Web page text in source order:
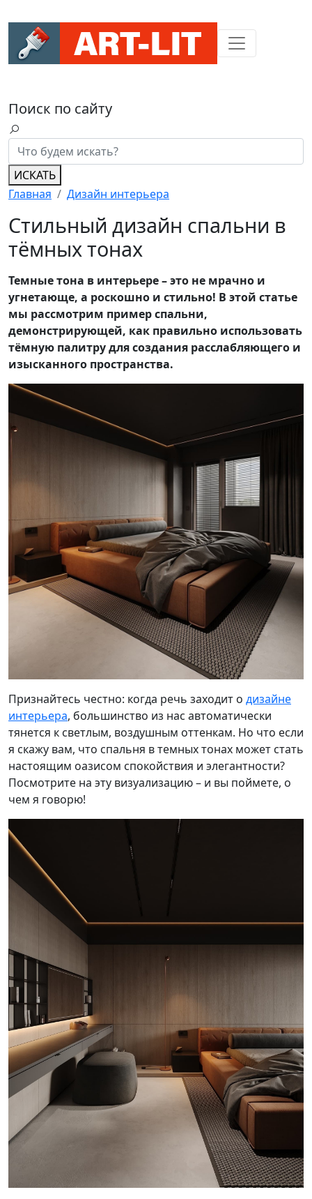
Поиск по сайту
ИСКАТЬ
Главная
Дизайн интерьера
Стильный дизайн спальни в
тёмных тонах
Темные тона в интерьере – это не мрачно и
угнетающе, а роскошно и стильно! В этой статье
мы рассмотрим пример спальни,
демонстрирующей, как правильно использовать
тёмную палитру для создания расслабляющего и
изысканного пространства.
Признайтесь честно: когда речь заходит о дизайне
интерьера, большинство из нас автоматически
тянется к светлым, воздушным оттенкам. Но что если
я скажу вам, что спальня в темных тонах может стать
настоящим оазисом спокойствия и элегантности?
Посмотрите на эту визуализацию – и вы поймете, о
чем я говорю!